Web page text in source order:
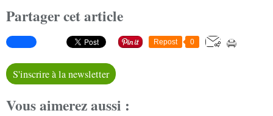
Partager cet article
Repost 0
S'inscrire à la newsletter
Vous aimerez aussi :